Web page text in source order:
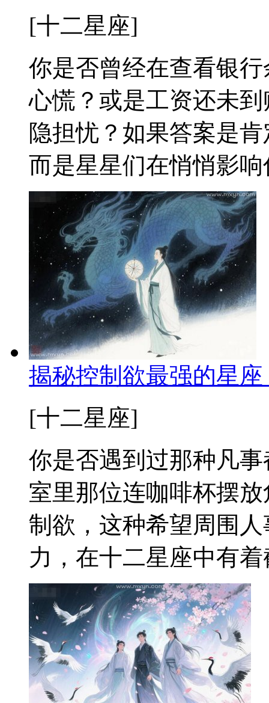
[十二星座]
你是否曾经在查看银
心慌？或是工资还未
隐担忧？如果答案是
而是星星们在悄悄影
揭秘控制欲最强的星
[十二星座]
你是否遇到过那种凡
室里那位连咖啡杯摆
制欲，这种希望周围
力，在十二星座中有